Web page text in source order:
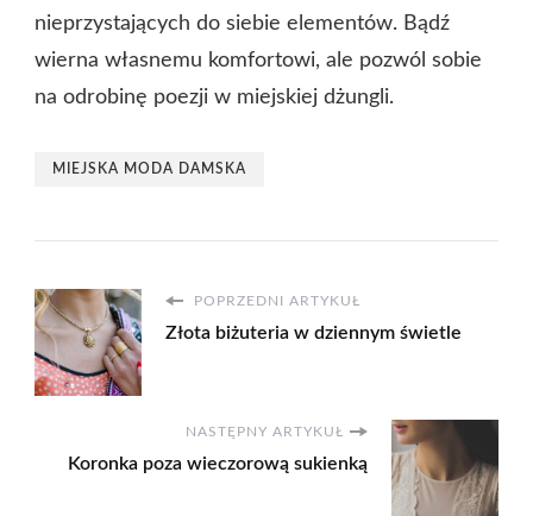
nieprzystających do siebie elementów. Bądź
wierna własnemu komfortowi, ale pozwól sobie
na odrobinę poezji w miejskiej dżungli.
MIEJSKA MODA DAMSKA
POPRZEDNI ARTYKUŁ
Złota biżuteria w dziennym świetle
NASTĘPNY ARTYKUŁ
Koronka poza wieczorową sukienką